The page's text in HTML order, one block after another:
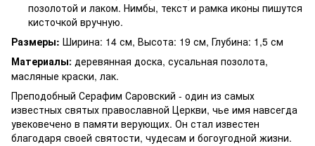
позолотой и лаком. Нимбы, текст и рамка иконы пишутся
кисточкой вручную.
Размеры: Ширина: 14 см, Высота: 19 см, Глубина: 1,5 см
Материалы: деревянная доска, сусальная позолота,
масляные краски, лак.
Преподобный Серафим Саровский - один из самых
известных святых православной Церкви, чье имя навсегда
увековечено в памяти верующих. Он стал известен
благодаря своей святости, чудесам и богоугодной жизни.